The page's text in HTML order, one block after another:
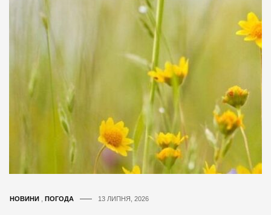
НОВИНИ , ПОГОДА 13 ЛИПНЯ, 2026